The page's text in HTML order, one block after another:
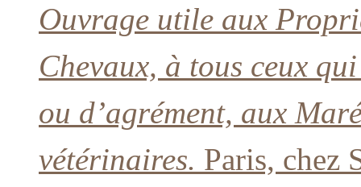
Ouvrage utile aux
Chevaux, à tous ceux
ou d’agrément, aux
vétérinaires. Paris, chez